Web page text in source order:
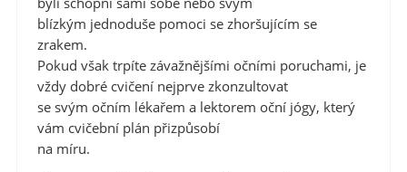
blízkým jednoduše pomoci se zhoršujícím se
zrakem.
Pokud však trpíte závažnějšími očními poruchami, je
vždy dobré cvičení nejprve zkonzultovat
se svým očním lékařem a lektorem oční jógy, který
vám cvičební plán přizpůsobí
na míru.